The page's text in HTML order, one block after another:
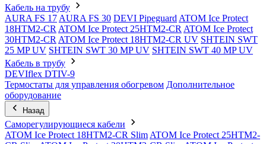
Кабель на трубу
AURA FS 17 AURA FS 30 DEVI Pipeguard ATOM Ice Protect
18HTM2-CR ATOM Ice Protect 25HTM2-CR ATOM Ice Protect
30HTM2-CR ATOM Ice Protect 18HTM2-CR UV SHTEIN SWT
25 MP UV SHTEIN SWT 30 MP UV SHTEIN SWT 40 MP UV
Кабель в трубу
DEVIflex DTIV-9
Термостаты для управления обогревом Дополнительное
оборудование
Назад
Саморегулирующиеся кабели
ATOM Ice Protect 18HTM2-CR Slim ATOM Ice Protect 25HTM2-